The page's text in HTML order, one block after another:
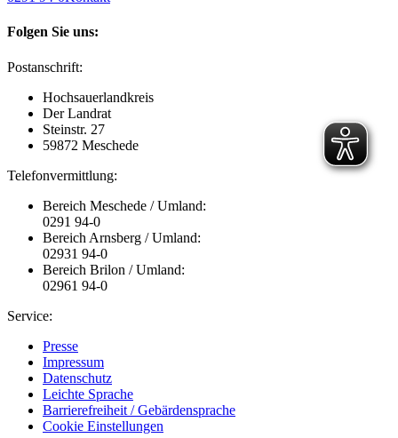
Folgen Sie uns:
Postanschrift:
Hochsauerlandkreis
Der Landrat
Steinstr. 27
59872 Meschede
Telefonvermittlung:
Bereich Meschede / Umland:
0291 94-0
Bereich Arnsberg / Umland:
02931 94-0
Bereich Brilon / Umland:
02961 94-0
Service:
Presse
Impressum
Datenschutz
Leichte Sprache
Barrierefreiheit / Gebärdensprache
Cookie Einstellungen